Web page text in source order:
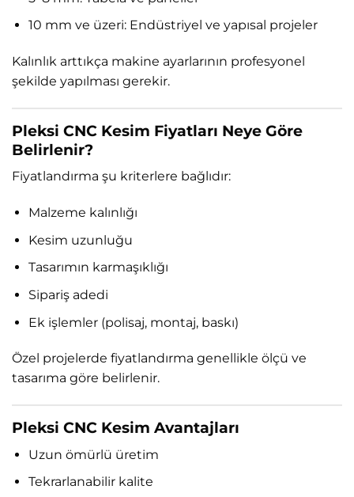
10 mm ve üzeri: Endüstriyel ve yapısal projeler
Kalınlık arttıkça makine ayarlarının profesyonel
şekilde yapılması gerekir.
Pleksi CNC Kesim Fiyatları Neye Göre
Belirlenir?
Fiyatlandırma şu kriterlere bağlıdır:
Malzeme kalınlığı
Kesim uzunluğu
Tasarımın karmaşıklığı
Sipariş adedi
Ek işlemler (polisaj, montaj, baskı)
Özel projelerde fiyatlandırma genellikle ölçü ve
tasarıma göre belirlenir.
Pleksi CNC Kesim Avantajları
Uzun ömürlü üretim
Tekrarlanabilir kalite